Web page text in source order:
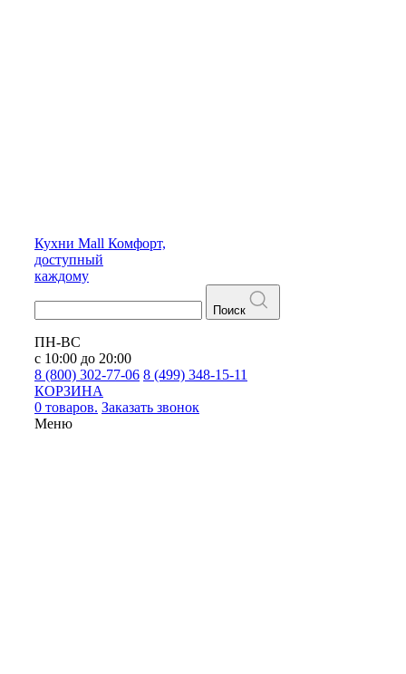
Кухни Mall Комфорт,
доступный
каждому
Поиск
ПН-ВС
с 10:00 до 20:00
8 (800) 302-77-06 8 (499) 348-15-11
КОРЗИНА
0 товаров. Заказать звонок
Меню